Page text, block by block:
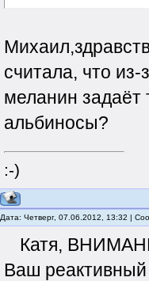
считала, что
меланин задаёт
альбиносы?
:-)
Дата: Четверг, 07.06.2012, 13:32 |
Катя,
Ваш реактивный